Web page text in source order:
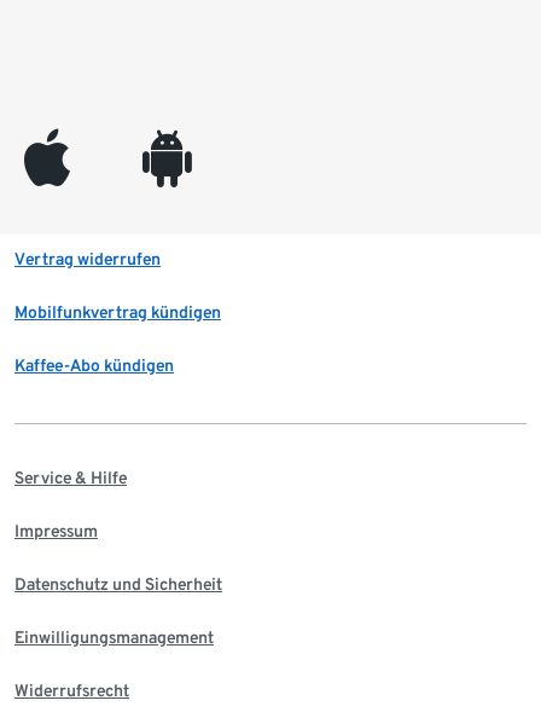
appleinc android
Vertrag widerrufen
Mobilfunkvertrag kündigen
Kaffee-Abo kündigen
Service & Hilfe
Impressum
Datenschutz und Sicherheit
Einwilligungsmanagement
Widerrufsrecht